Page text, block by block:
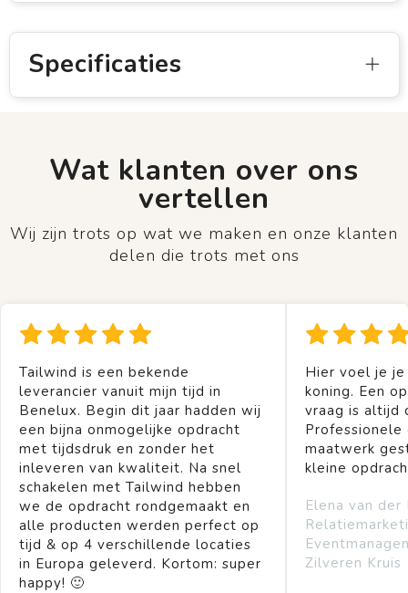
Specificaties
Wat klanten over ons
vertellen
Wij zijn trots op wat we maken en onze klanten
delen die trots met ons
Tailwind is een bekende
leverancier vanuit mijn tijd in
Benelux. Begin dit jaar hadden wij
een bijna onmogelijke opdracht
met tijdsdruk en zonder het
inleveren van kwaliteit. Na snel
schakelen met Tailwind hebben
we de opdracht rondgemaakt en
alle producten werden perfect op
tijd & op 4 verschillende locaties
in Europa geleverd. Kortom: super
happy! 🙂
Hier voel je
koning. Een
vraag is altijd
Professionele
maatwerk
kleine
Elena van der
Zilveren Kruis